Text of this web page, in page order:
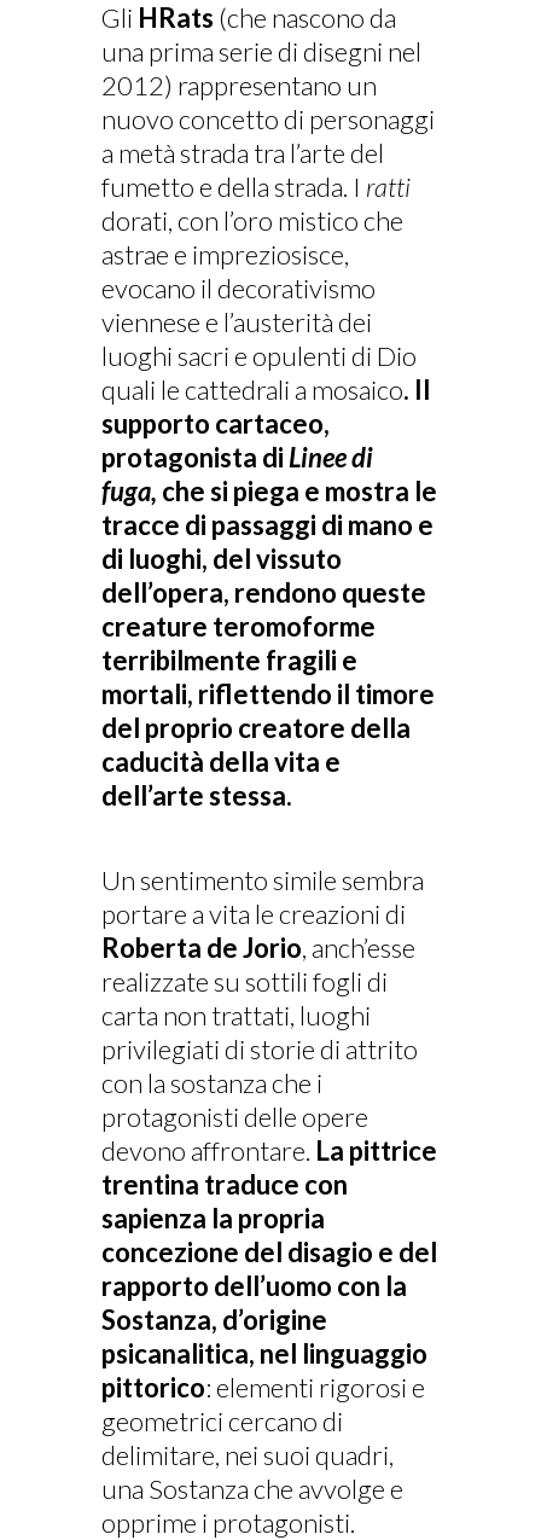
Gli HRats (che nascono da
una prima serie di disegni nel
2012) rappresentano un
nuovo concetto di personaggi
a metà strada tra l’arte del
fumetto e della strada. I ratti
dorati, con l’oro mistico che
astrae e impreziosisce,
evocano il decorativismo
viennese e l’austerità dei
luoghi sacri e opulenti di Dio
quali le cattedrali a mosaico. Il
supporto cartaceo,
protagonista di Linee di
fuga, che si piega e mostra le
tracce di passaggi di mano e
di luoghi, del vissuto
dell’opera, rendono queste
creature teromoforme
terribilmente fragili e
mortali, riflettendo il timore
del proprio creatore della
caducità della vita e
dell’arte stessa.
Un sentimento simile sembra
portare a vita le creazioni di
Roberta de Jorio, anch’esse
realizzate su sottili fogli di
carta non trattati, luoghi
privilegiati di storie di attrito
con la sostanza che i
protagonisti delle opere
devono affrontare. La pittrice
trentina traduce con
sapienza la propria
concezione del disagio e del
rapporto dell’uomo con la
Sostanza, d’origine
psicanalitica, nel linguaggio
pittorico: elementi rigorosi e
geometrici cercano di
delimitare, nei suoi quadri,
una Sostanza che avvolge e
opprime i protagonisti.